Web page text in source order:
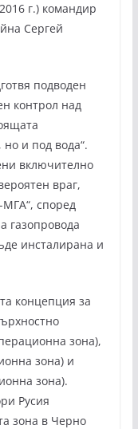
г.) командир
Сергей
подводен
контрол над
и под вода“.
включително
враг,
МГА“, според
газопровода
инсталирана и
концепция за
зона),
зона) и
зона).
Русия
зона в Черно